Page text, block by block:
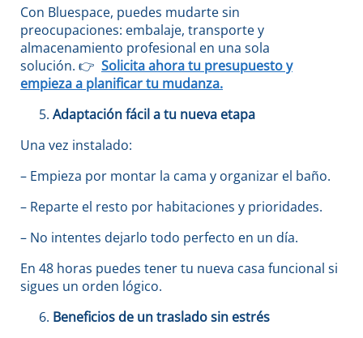
Con Bluespace, puedes mudartesin
preocupaciones: embalaje, transporte y
almacenamiento profesional en una sola
solución. 👉 Solicita ahora tu presupuestoy
empieza a planificar tu mudanza.
Adaptación fácil a tu nueva etapa
Una vez instalado:
– Empieza por montar la cama y organizar el baño.
– Reparte el resto por habitaciones y prioridades.
– No intentes dejarlo todo perfecto en un día.
En 48 horas puedes tener tu nueva casa funcional si
sigues un orden lógico.
Beneficios de un traslado sin estrés